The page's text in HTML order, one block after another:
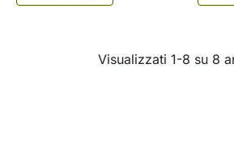
Visualizzati 1-8 su 8